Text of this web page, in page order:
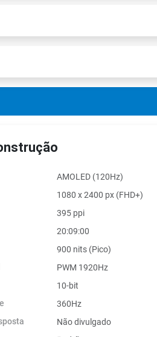
AMOLED (120Hz)
1080 x 2400 px (FHD+)
395 ppi
20:09:00
900 nits (Pico)
PWM 1920Hz
10-bit
360Hz
Não divulgado